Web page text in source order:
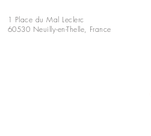
1 Place du Mal Leclerc
60530 Neuilly-en-Thelle, France